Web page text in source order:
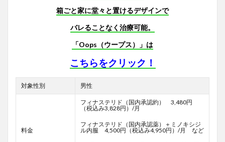
箱ごと家に堂々と置けるデザインで
バレることなく治療可能。
「Oops（ウープス）」は
こちらをクリック！
対象性別 男性
料金
フィナステリド（国内承認約） 3,480円
（税込み3,828円）/月
フィナステリド（国内承認薬）＋ミノキシジ
ル内服 4,500円（税込み4,950円）/月 など